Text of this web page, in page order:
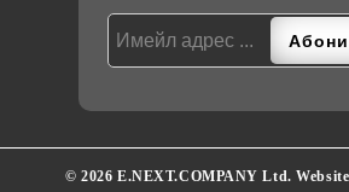
© 2026 E.NEXT.COMPANY Ltd.